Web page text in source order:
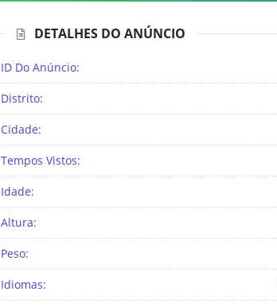
DETALHES DO ANÚNCIO
ID Do Anúncio:
Distrito:
Cidade:
Tempos Vistos:
Idade:
Altura:
Peso:
Idiomas: